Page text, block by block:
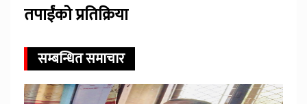
तपाईंको प्रतिक्रिया
सम्बन्धित समाचार